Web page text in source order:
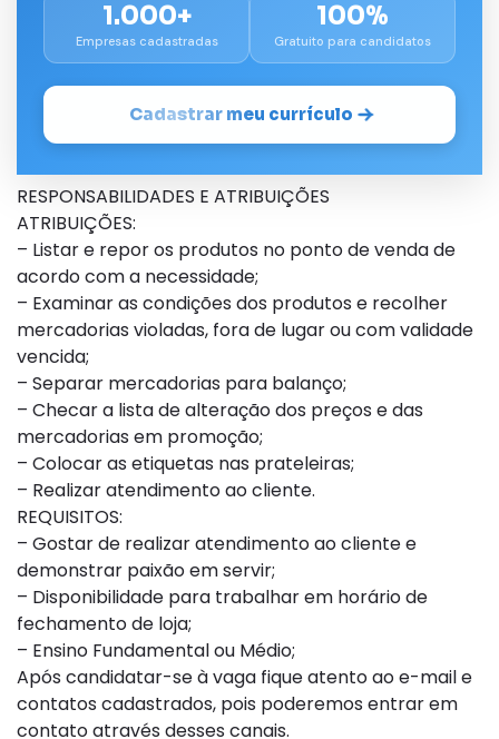
1.000+
Empresas cadastradas
100%
Gratuito para candidatos
Cadastrar meu currículo
RESPONSABILIDADES E ATRIBUIÇÕES
ATRIBUIÇÕES:
– Listar e repor os produtos no ponto de venda de
acordo com a necessidade;
– Examinar as condições dos produtos e recolher
mercadorias violadas, fora de lugar ou com validade
vencida;
– Separar mercadorias para balanço;
– Checar a lista de alteração dos preços e das
mercadorias em promoção;
– Colocar as etiquetas nas prateleiras;
– Realizar atendimento ao cliente.
REQUISITOS:
– Gostar de realizar atendimento ao cliente e
demonstrar paixão em servir;
– Disponibilidade para trabalhar em horário de
fechamento de loja;
– Ensino Fundamental ou Médio;
Após candidatar-se à vaga fique atento ao e-mail e
contatos cadastrados, pois poderemos entrar em
contato através desses canais.